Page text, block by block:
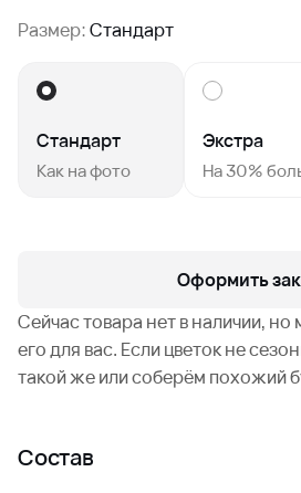
Размер:Стандарт
Стандарт
Как на фото
Экстра
На 30%
Оформить
Сейчас товара нет в наличии,
его для вас. Если цветок не
такой же или соберём похожий
Состав